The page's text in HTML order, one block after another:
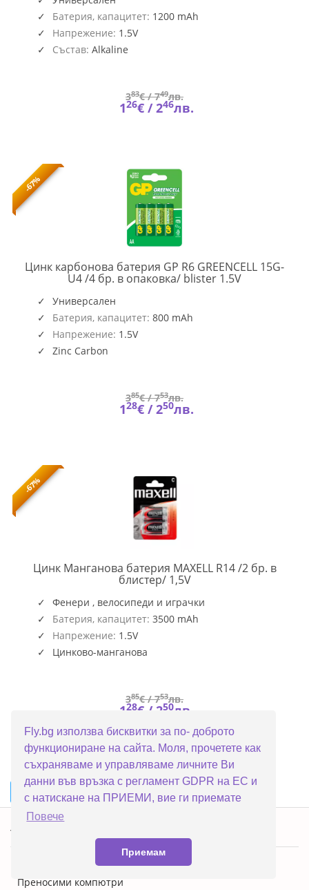
Fly.bg използва бисквитки за по- доброто
функциониране на сайта. Моля, прочетете как
съхраняваме и управляваме личните Ви
данни във връзка с регламент GDPR на ЕС и
с натискане на ПРИЕМИ, вие ги приемате
Повече
Приемам
Батерия, капацитет: 1200 mAh
Напрежение: 1.5V
Състав: Alkaline
383€ /749лв.
126€ /246лв.
-67%
Цинк карбонова батерия GP R6 GREENCELL 15G-
U4 /4 бр. в опаковка/ blister 1.5VGP-
Универсален
Батерия, капацитет: 800 mAh
Напрежение: 1.5V
Zinc Carbon
385€ /753лв.
128€ /250лв.
-67%
Цинк Манганова батерия MAXELL R14 /2 бр. в
блистер/ 1,5VML-
R14
Фенери , велосипеди и играчки
Батерия, капацитет: 3500 mAh
Напрежение: 1.5V
Цинково-манганова
385€ /753лв.
128€ / 250лв.
1 5 ...
Топ категории
Преносими компютри